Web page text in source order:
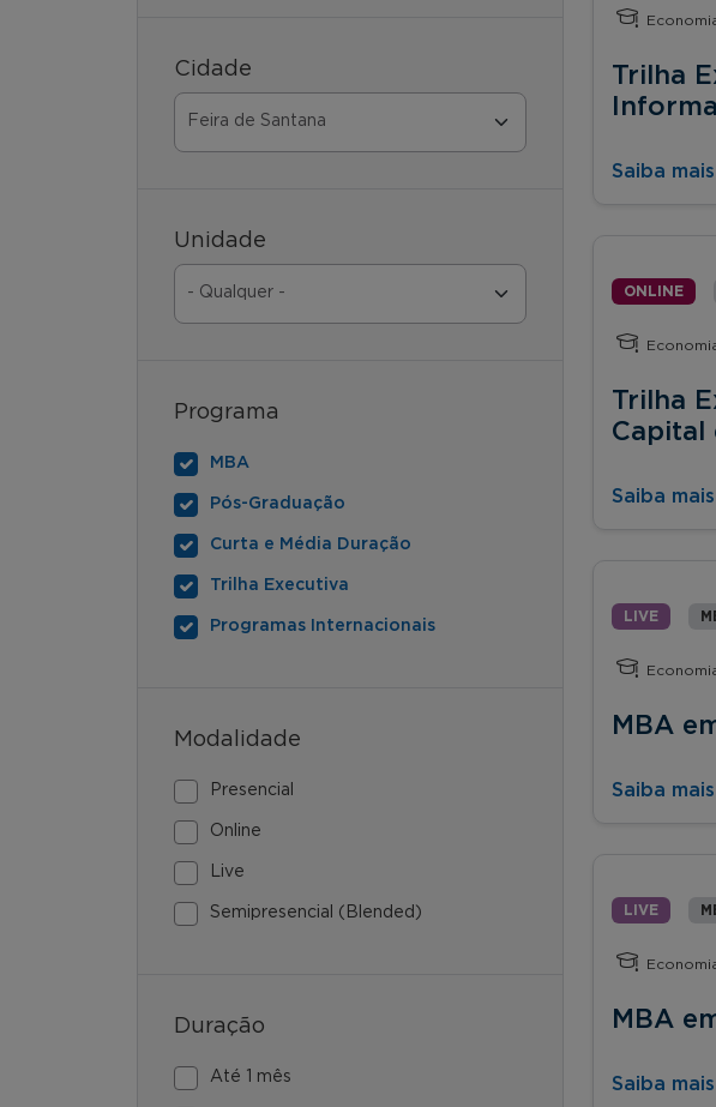
Cidade
Unidade
Programa
MBA
Pós-Graduação
Curta e Média Duração
Trilha Executiva
Programas Internacionais
Modalidade
Presencial
Online
Live
Semipresencial (Blended)
Duração
Até 1 mês
Trilha
Saiba mais
ONLINE
Trilha
Capital
Saiba mais
LIVE
MBA
Saiba mais
LIVE
MBA
Saiba mais